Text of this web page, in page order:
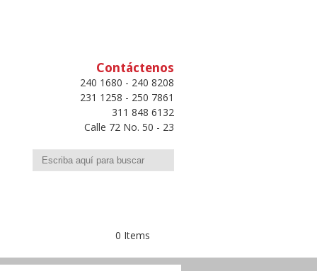
Contáctenos
240 1680 - 240 8208
231 1258 - 250 7861
311 848 6132
Calle 72 No. 50 - 23
Buscar
0 Items